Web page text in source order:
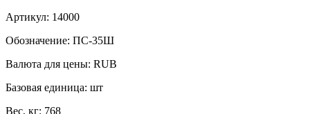
Артикул: 14000
Обозначение: ПС-35Ш
Валюта для цены: RUB
Базовая единица: шт
Вес, кг: 768